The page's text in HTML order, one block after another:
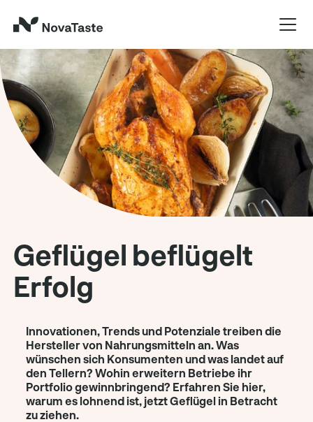
Geflügel beflügelt
Erfolg
Innovationen, Trends und Potenziale treiben die
Hersteller von Nahrungsmitteln an. Was
wünschen sich Konsumenten und was landet auf
den Tellern? Wohin erweitern Betriebe ihr
Portfolio gewinnbringend? Erfahren Sie hier,
warum es lohnend ist, jetzt Geflügel in Betracht
zu ziehen.